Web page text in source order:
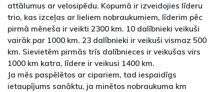
attālumus ar velosipēdu. Kopumā ir izveidojies līderu
trio, kas izceļas ar lieliem nobraukumiem, līderim pēc
pirmā mēneša ir veikti 2300 km. 10 dalībnieki veikuši
vairāk par 1000 km. 23 dalībnieki ir veikuši vismaz 500
km. Sievietēm pirmās trīs dalībnieces ir veikušas virs
1000 km katra, līdere ir veikusi 1400 km.
Ja mēs paspēlētos ar cipariem, tad iespaidīgs
ietaupījums sanāktu, ja minētos nobraukuma km